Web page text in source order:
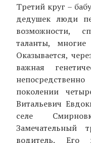
Третий круг –
дедушек люди
возможности,
таланты, многие
Оказывается,
важная
поколении
Витальевич
селе
Замечательный
водитель. Его